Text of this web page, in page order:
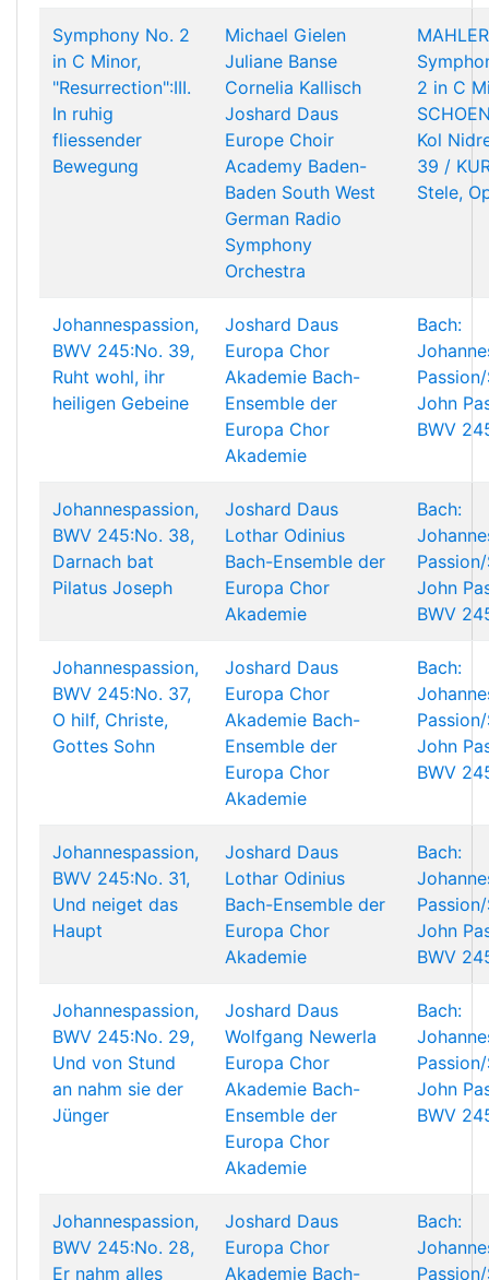
Symphony No. 2
in C Minor,
"Resurrection":III.
In ruhig
fliessender
Bewegung
Michael Gielen
Juliane Banse
Cornelia Kallisch
Joshard Daus
Europe Choir
Academy Baden-
Baden South West
German Radio
Symphony
Orchestra
2 in C
Kol
39 /
Stele,
Johannespassion,
BWV 245:No. 39,
Ruht wohl, ihr
heiligen Gebeine
Joshard Daus
Europa Chor
Akademie Bach-
Ensemble der
Europa Chor
Akademie
Bach:
John
BWV
Johannespassion,
BWV 245:No. 38,
Darnach bat
Pilatus Joseph
Joshard Daus
Lothar Odinius
Bach-Ensemble der
Europa Chor
Akademie
Bach:
John
BWV
Johannespassion,
BWV 245:No. 37,
O hilf, Christe,
Gottes Sohn
Joshard Daus
Europa Chor
Akademie Bach-
Ensemble der
Europa Chor
Akademie
Bach:
John
BWV
Johannespassion,
BWV 245:No. 31,
Und neiget das
Haupt
Joshard Daus
Lothar Odinius
Bach-Ensemble der
Europa Chor
Akademie
Bach:
John
BWV
Johannespassion,
BWV 245:No. 29,
Und von Stund
an nahm sie der
Jünger
Joshard Daus
Wolfgang Newerla
Europa Chor
Akademie Bach-
Ensemble der
Europa Chor
Akademie
Bach:
John
BWV
Johannespassion,
BWV 245:No. 28,
Er nahm alles
Joshard Daus
Europa Chor
Akademie Bach-
Bach: